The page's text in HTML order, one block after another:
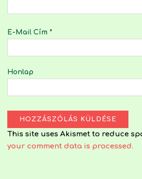
E-Mail Cím *
Honlap
This site uses Akismet to reduce
your comment data is processed.